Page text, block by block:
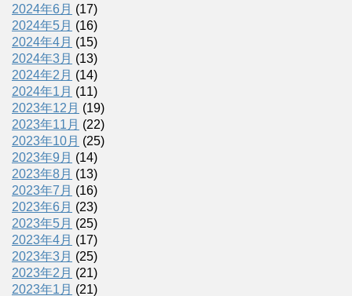
2024年6月 (17)
2024年5月 (16)
2024年4月 (15)
2024年3月 (13)
2024年2月 (14)
2024年1月 (11)
2023年12月 (19)
2023年11月 (22)
2023年10月 (25)
2023年9月 (14)
2023年8月 (13)
2023年7月 (16)
2023年6月 (23)
2023年5月 (25)
2023年4月 (17)
2023年3月 (25)
2023年2月 (21)
2023年1月 (21)